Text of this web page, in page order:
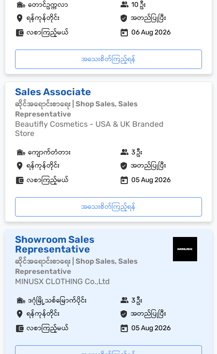
ရန်ကုန်တိုင်း အတည်ပြုပြီး
တောင်ဥက္ကလာ 10 ဦး
လစာကြည့်မယ် 06 Aug 2026
အသေးစိတ်ကြည့်ရန်
Sales Associate
ဆိုင်အရောင်းစာရေး | Shop Sales, Sales
Representative
Beautifly Cosmetics - USA & UK Branded
Store
ရန်ကုန်တိုင်း အတည်ပြုပြီး
ကျောက်တံတား 3 ဦး
လစာကြည့်မယ် 05 Aug 2026
အသေးစိတ်ကြည့်ရန်
Showroom Sales
Representative
ဆိုင်အရောင်းစာရေး | Shop Sales, Sales
Representative
MINUSX CLOTHING Co.,Ltd
ရန်ကုန်တိုင်း အတည်ပြုပြီး
ဒဂုံမြို့သစ်မြောက်ပိုင်း 3 ဦး
လစာကြည့်မယ် 05 Aug 2026